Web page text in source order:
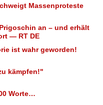
Massenproteste
an – und erhält
— RT DE
ist wahr geworden!
kämpfen!"
Worte…